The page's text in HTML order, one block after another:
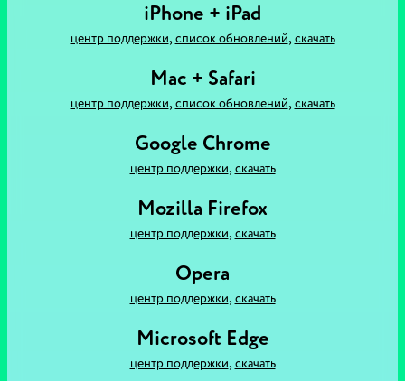
iPhone + iPad
центр поддержки, список обновлений, скачать
Mac + Safari
центр поддержки, список обновлений, скачать
Google Chrome
центр поддержки, скачать
Mozilla Firefox
центр поддержки, скачать
Opera
центр поддержки, скачать
Microsoft Edge
центр поддержки, скачать